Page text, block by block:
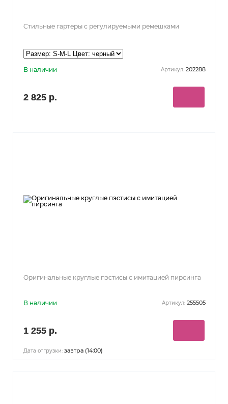
Стильные гартеры с регулируемыми ремешками
В наличии Артикул: 202288
2 825 р.
Оригинальные круглые пэстисы с имитацией пирсинга
В наличии Артикул: 255505
1 255 р.
Дата отгрузки: завтра (14:00)